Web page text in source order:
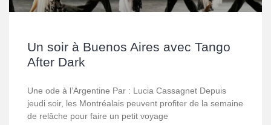
Un soir à Buenos Aires avec Tango
After Dark
Une ode à l’Argentine Par : Lucia Cassagnet Depuis
jeudi soir, les Montréalais peuvent profiter de la semaine
de relâche pour faire un petit voyage